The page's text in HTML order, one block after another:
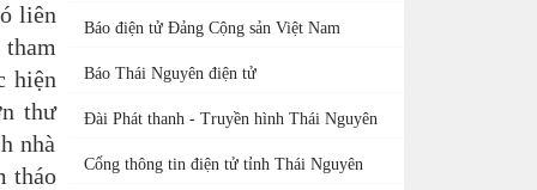
liên
hiện
thư
nhà
tháo
Báo điện tử Đảng Cộng sản Việt Nam
Báo Thái Nguyên điện tử
Đài Phát thanh - Truyền hình Thái Nguyên
Cổng thông tin điện tử tỉnh Thái Nguyên